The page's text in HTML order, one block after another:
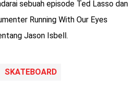
sebuah episode Ted Lasso dan
Running With Our Eyes
Jason Isbell.
SKATEBOARD